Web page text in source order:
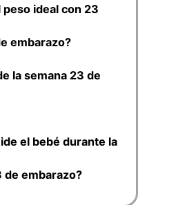
peso ideal con 23
embarazo?
la semana 23 de
el bebé durante la
de embarazo?